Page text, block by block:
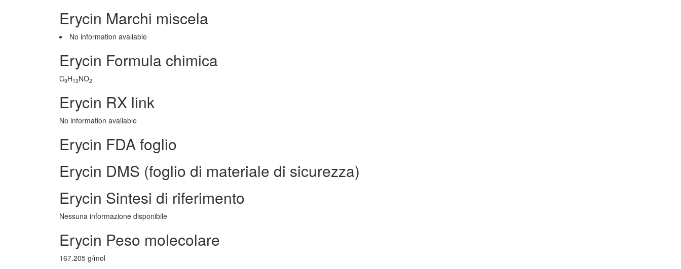
Erycin Marchi miscela
No information avaliable
Erycin Formula chimica
C9H13NO2
Erycin RX link
No information avaliable
Erycin FDA foglio
Erycin DMS (foglio di materiale di sicurezza)
Erycin Sintesi di riferimento
Nessuna informazione disponibile
Erycin Peso molecolare
167.205 g/mol